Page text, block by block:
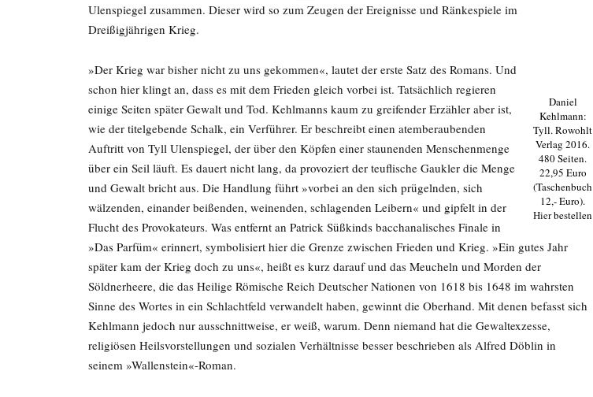
Ulenspiegel zusammen. Dieser wird so zum Zeugen der Ereignisse und Ränkespiele im
Dreißigjährigen Krieg.
Daniel
Kehlmann:
Tyll. Rowohlt
Verlag 2016.
480 Seiten.
22,95 Euro
(Taschenbuch
12,- Euro).
Hierbestellen
»Der Krieg war bisher nicht zu uns gekommen«, lautet der erste Satz des Romans. Und
schon hier klingt an, dass es mit dem Frieden gleich vorbei ist. Tatsächlich regieren
einige Seiten später Gewalt und Tod. Kehlmanns kaum zu greifender Erzähler aber ist,
wie der titelgebende Schalk, ein Verführer. Er beschreibt einen atemberaubenden
Auftritt von Tyll Ulenspiegel, der über den Köpfen einer staunenden Menschenmenge
über ein Seil läuft. Es dauert nicht lang, da provoziert der teuflische Gaukler die Menge
und Gewalt bricht aus. Die Handlung führt »vorbei an den sich prügelnden, sich
wälzenden, einander beißenden, weinenden, schlagenden Leibern« und gipfelt in der
Flucht des Provokateurs. Was entfernt an Patrick Süßkinds bacchanalisches Finale in
»Das Parfüm« erinnert, symbolisiert hier die Grenze zwischen Frieden und Krieg. »Ein gutes Jahr
später kam der Krieg doch zu uns«, heißt es kurz darauf und das Meucheln und Morden der
Söldnerheere, die das Heilige Römische Reich Deutscher Nationen von 1618 bis 1648 im wahrsten
Sinne des Wortes in ein Schlachtfeld verwandelt haben, gewinnt die Oberhand. Mit denen befasst sich
Kehlmann jedoch nur ausschnittweise, er weiß, warum. Denn niemand hat die Gewaltexzesse,
religiösen Heilsvorstellungen und sozialen Verhältnisse besser beschrieben als Alfred Döblin in
seinem »Wallenstein«-Roman.